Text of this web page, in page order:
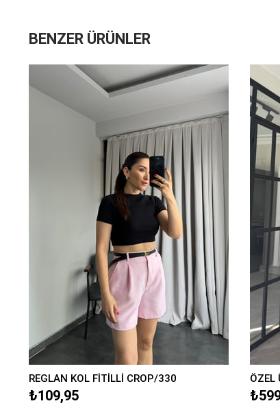
BENZER ÜRÜNLER
REGLAN KOL FİTİLLİ CROP/330
₺109,95
ÖZEL